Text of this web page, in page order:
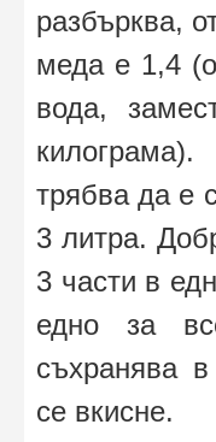
разбърква,
меда е 1,4
вода,
трябва да е
3 литра.
3 части в
едно за
съхранява
се вкисне.